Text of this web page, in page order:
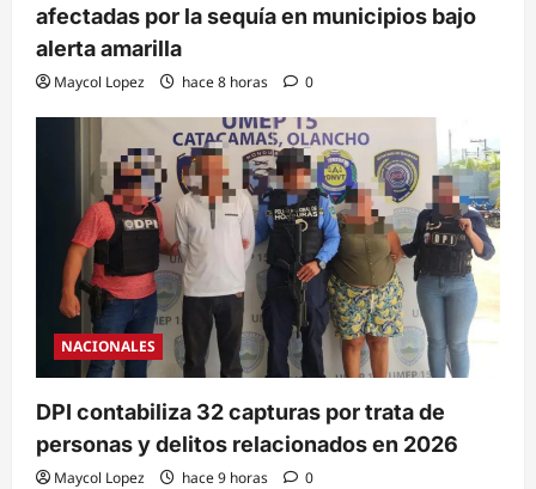
afectadas por la sequía en municipios bajo
alerta amarilla
Maycol Lopez hace 8 horas 0
NACIONALES
DPI contabiliza 32 capturas por trata de
personas y delitos relacionados en 2026
Maycol Lopez hace 9 horas 0